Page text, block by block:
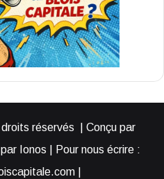
réservés | Conçu par
Ionos | Pour nous écrire :
|